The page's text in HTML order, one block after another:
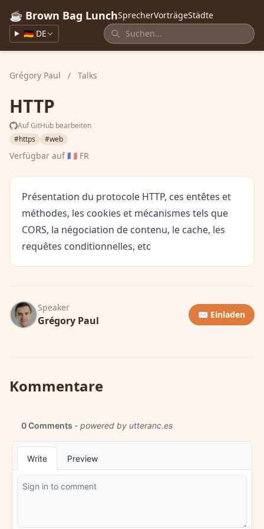
☕ Brown Bag LunchSprecherVorträgeStädte
🇩🇪 DE
Grégory Paul / Talks
HTTP
Auf GitHub bearbeiten
#https
#web
Verfügbar auf🇫🇷 FR
Présentation du protocole HTTP, ces entêtes et
méthodes, les cookies et mécanismes tels que
CORS, la négociation de contenu, le cache, les
requêtes conditionnelles, etc
Speaker
Grégory Paul ✉️ Einladen
Kommentare